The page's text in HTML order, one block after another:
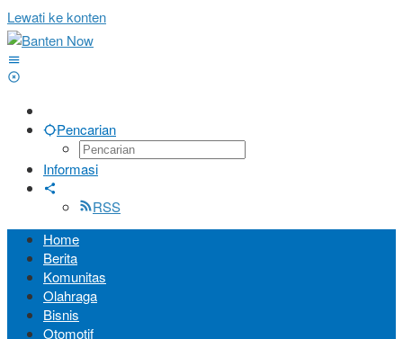
Lewati ke konten
Pencarian
Informasi
RSS
Home
Berita
Komunitas
Olahraga
Bisnis
Otomotif